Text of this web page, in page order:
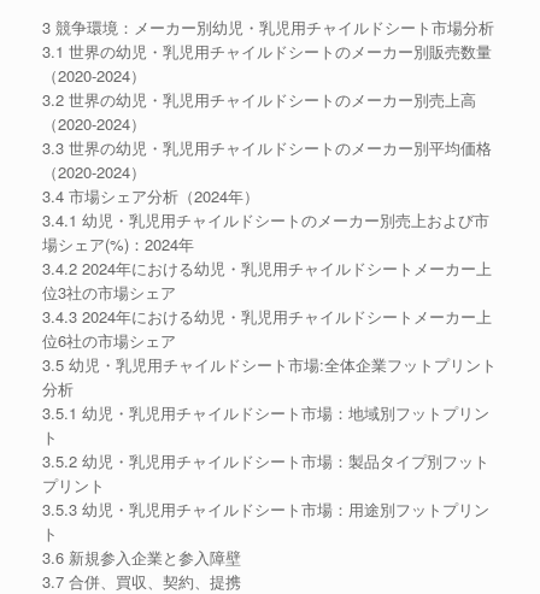
3 競争環境：メーカー別幼児・乳児用チャイルドシート市場分析
3.1 世界の幼児・乳児用チャイルドシートのメーカー別販売数量
（2020-2024）
3.2 世界の幼児・乳児用チャイルドシートのメーカー別売上高
（2020-2024）
3.3 世界の幼児・乳児用チャイルドシートのメーカー別平均価格
（2020-2024）
3.4 市場シェア分析（2024年）
3.4.1 幼児・乳児用チャイルドシートのメーカー別売上および市
場シェア(%)：2024年
3.4.2 2024年における幼児・乳児用チャイルドシートメーカー上
位3社の市場シェア
3.4.3 2024年における幼児・乳児用チャイルドシートメーカー上
位6社の市場シェア
3.5 幼児・乳児用チャイルドシート市場:全体企業フットプリント
分析
3.5.1 幼児・乳児用チャイルドシート市場：地域別フットプリン
ト
3.5.2 幼児・乳児用チャイルドシート市場：製品タイプ別フット
プリント
3.5.3 幼児・乳児用チャイルドシート市場：用途別フットプリン
ト
3.6 新規参入企業と参入障壁
3.7 合併、買収、契約、提携